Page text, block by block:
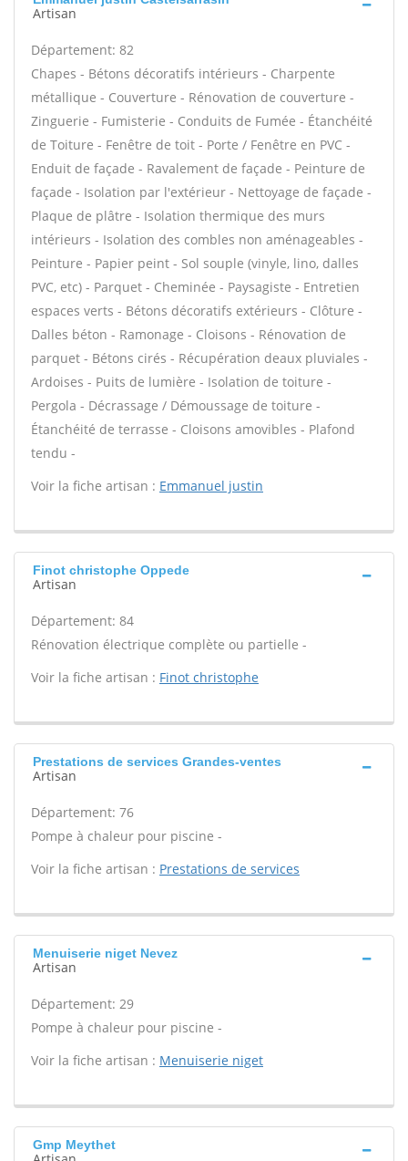
Artisan
Département: 82
Chapes - Bétons décoratifs intérieurs - Charpente
métallique - Couverture - Rénovation de couverture -
Zinguerie - Fumisterie - Conduits de Fumée - Étanchéité
de Toiture - Fenêtre de toit - Porte / Fenêtre en PVC -
Enduit de façade - Ravalement de façade - Peinture de
façade - Isolation par l'extérieur - Nettoyage de façade -
Plaque de plâtre - Isolation thermique des murs
intérieurs - Isolation des combles non aménageables -
Peinture - Papier peint - Sol souple (vinyle, lino, dalles
PVC, etc) - Parquet - Cheminée - Paysagiste - Entretien
espaces verts - Bétons décoratifs extérieurs - Clôture -
Dalles béton - Ramonage - Cloisons - Rénovation de
parquet - Bétons cirés - Récupération deaux pluviales -
Ardoises - Puits de lumière - Isolation de toiture -
Pergola - Décrassage / Démoussage de toiture -
Étanchéité de terrasse - Cloisons amovibles - Plafond
tendu -
Voir la fiche artisan : Emmanuel justin
Finot christophe Oppede
Artisan
Département: 84
Rénovation électrique complète ou partielle -
Voir la fiche artisan : Finot christophe
Prestations de services Grandes-ventes
Artisan
Département: 76
Pompe à chaleur pour piscine -
Voir la fiche artisan : Prestations de services
Menuiserie niget Nevez
Artisan
Département: 29
Pompe à chaleur pour piscine -
Voir la fiche artisan : Menuiserie niget
Gmp Meythet